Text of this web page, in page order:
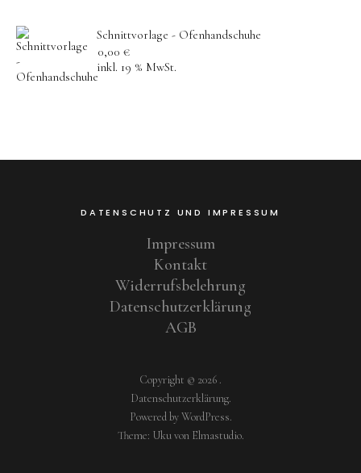
Schnittvorlage - Ofenhandschuhe
0,00 €
inkl. 19 % MwSt.
DATENSCHUTZ UND IMPRESSUM
Impressum
Kontakt
Widerrufsbelehrung
Datenschutzerklärung
AGB
Copyright © 2026
Datenschutzerklärung
Powered byWordPress
Theme: Uku von Elmastudio